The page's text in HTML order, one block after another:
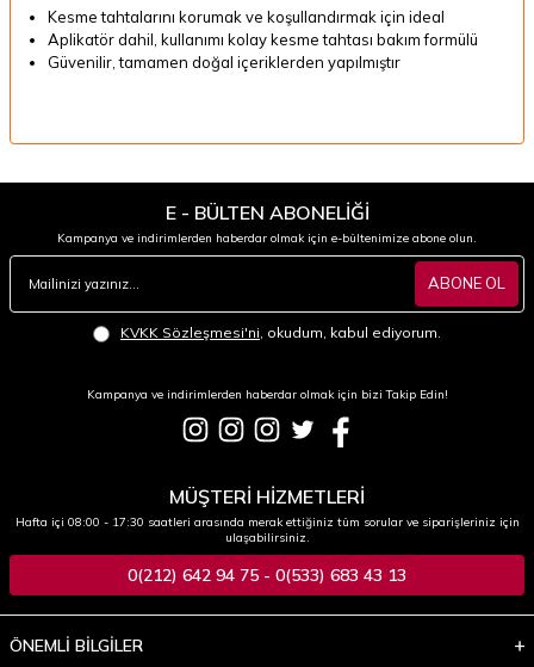
Kesme tahtalarını korumak ve koşullandırmak için ideal
Aplikatör dahil, kullanımı kolay kesme tahtası bakım formülü
Güvenilir, tamamen doğal içeriklerden yapılmıştır
E - BÜLTEN ABONELİĞİ
Kampanya ve indirimlerden haberdar olmak için e-bültenimize abone olun.
ABONE OL
KVKK Sözleşmesi'ni , okudum, kabul ediyorum.
Kampanya ve indirimlerden haberdar olmak için bizi Takip Edin!
MÜŞTERİ HİZMETLERİ
Hafta içi 08:00 - 17:30 saatleri arasında merak ettiğiniz tüm sorular ve siparişleriniz için
ulaşabilirsiniz.
0(212) 642 94 75 - 0(533) 683 43 13
ÖNEMLİ BİLGİLER